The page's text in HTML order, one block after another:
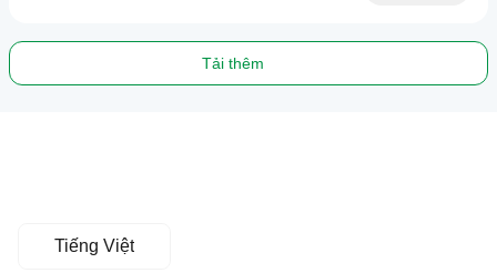
Tải thêm
Tiếng Việt